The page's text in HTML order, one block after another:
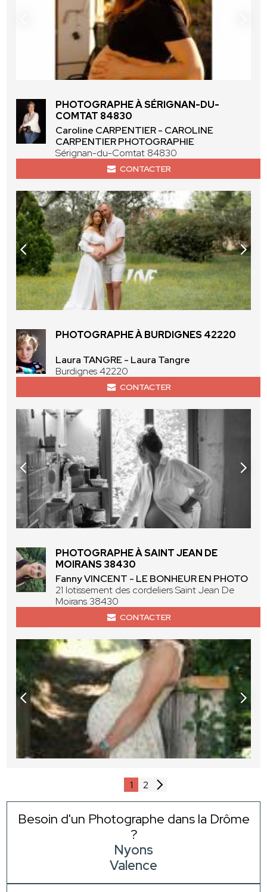
PHOTOGRAPHE À SÉRIGNAN-DU-
COMTAT 84830
Caroline CARPENTIER - CAROLINE
CARPENTIER PHOTOGRAPHIE
Sérignan-du-Comtat 84830
CONTACTER
PHOTOGRAPHE À BURDIGNES 42220
Laura TANGRE - Laura Tangre
Burdignes 42220
CONTACTER
PHOTOGRAPHE À SAINT JEAN DE
MOIRANS 38430
Fanny VINCENT - LE BONHEUR EN PHOTO
21 lotissement des cordeliers Saint Jean De
Moirans 38430
CONTACTER
1 2
Besoin d'un Photographe dans la Drôme
?
Nyons
Valence